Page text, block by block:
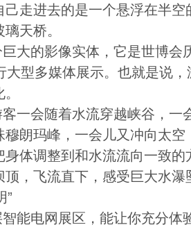
己走进去的是一个悬浮在半
天桥。
的影像实体，它是世博会
大型多媒体展示。也就是说
会随着水流穿越峡谷，一
穆朗玛峰，一会儿又冲向太
身体调整到和水流流向一致
顶，飞流直下，感受巨大水
”
电网展区，能让你充分体